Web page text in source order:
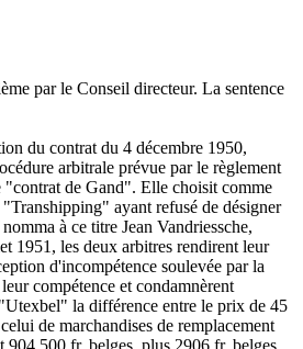
par le Conseil directeur. La sentence
du contrat du 4 décembre 1950,
arbitrale prévue par le règlement
"contrat de Gand". Elle choisit comme
ayant refusé de désigner
à ce titre Jean Vandriessche,
1951, les deux arbitres rendirent leur
d'incompétence soulevée par la
compétence et condamnèrent
la différence entre le prix de 45
de marchandises de remplacement
904 500 fr. belges, plus 2906 fr. belges